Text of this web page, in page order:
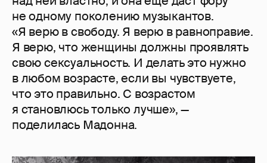
не одному поколению музыкантов.
«Я верю в свободу. Я верю в равноправие.
Я верю, что женщины должны проявлять
свою сексуальность. И делать это нужно
в любом возрасте, если вы чувствуете,
что это правильно. С возрастом
я становлюсь только лучше», —
поделилась Мадонна.